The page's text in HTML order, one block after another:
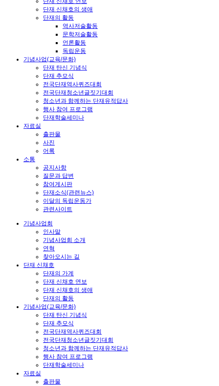
단재 신채호의 생애
단재의 활동
역사저술활동
문학저술활동
언론활동
독립운동
기념사업(교육/문화)
단재 탄신 기념식
단재 추모식
전국단재역사퀴즈대회
전국단재청소년글짓기대회
청소년과 함께하는 단재유적답사
행사 참여 프로그램
단재학술세미나
자료실
출판물
사진
어록
소통
공지사항
질문과 답변
참여게시판
단재소식(관련뉴스)
이달의 독립운동가
관련사이트
기념사업회
인사말
기념사업회 소개
연혁
찾아오시는 길
단재 신채호
단재의 가계
단재 신채호 연보
단재 신채호의 생애
단재의 활동
기념사업(교육/문화)
단재 탄신 기념식
단재 추모식
전국단재역사퀴즈대회
전국단재청소년글짓기대회
청소년과 함께하는 단재유적답사
행사 참여 프로그램
단재학술세미나
자료실
출판물